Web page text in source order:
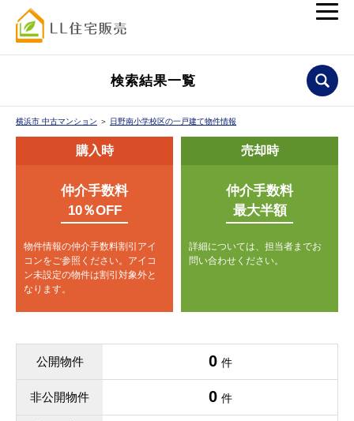
検索結果一覧
横浜市 中古マンション ＞ 日野南小学校区の一戸建て物件情報
購入時
仲介手数料
10％OFF
物件情報の仲介手数料割引アイ
コンをご参照ください。 アイコ
ン未設定の物件は割引対象外と
なります。
売却時
仲介手数料
最大半額
詳細については、担当者までお
問い合わせください。
公開物件 0 件
非公開物件 0 件